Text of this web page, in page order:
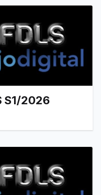
S1/2026